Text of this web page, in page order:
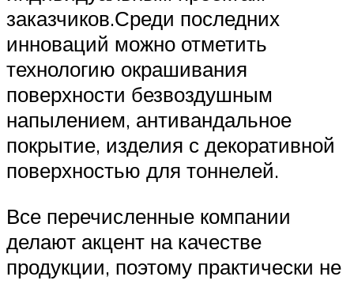
заказчиков.Среди последних
инноваций можно отметить
технологию окрашивания
поверхности безвоздушным
напылением, антивандальное
покрытие, изделия с декоративной
поверхностью для тоннелей.
Все перечисленные компании
делают акцент на качестве
продукции, поэтому практически не